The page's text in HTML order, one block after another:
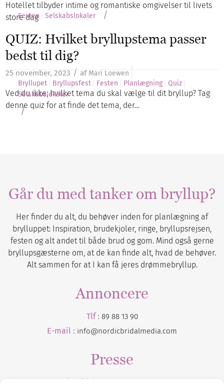
Hotellet tilbyder intime og romantiske omgivelser til livets
store dag
Festen Selskabslokaler /
QUIZ: Hvilket bryllupstema passer
bedst til dig?
25 november, 2023 / af Mari Loewen
Ved du ikke, hvilket tema du skal vælge til dit bryllup? Tag
denne quiz for at finde det tema, der…
Bryllupet Bryllupsfest Festen Planlægning
Quiz
Selskabslokaler
/
Går du med tanker om bryllup?
Her finder du alt, du behøver inden for planlægning af
brylluppet: Inspiration, brudekjoler, ringe, bryllupsrejsen,
festen og alt andet til både brud og gom. Mind også gerne
bryllupsgæsterne om, at de kan finde alt, hvad de behøver.
Alt sammen for at I kan få jeres drømmebryllup.
Annoncere
Tlf : 89 88 13 90
E-mail : info@nordicbridalmedia.com
Presse
Tilmeld dig vores